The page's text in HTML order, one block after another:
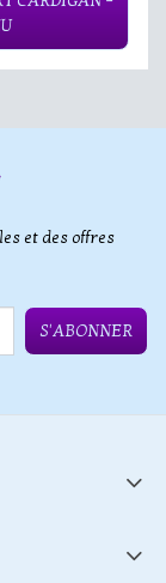
et des offres
S'ABONNER